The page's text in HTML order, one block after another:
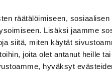
räätälöimiseen, sosiaalisen
Lisäksi jaamme
siitä, miten käytät
joita olet antanut heille
hyväksyt